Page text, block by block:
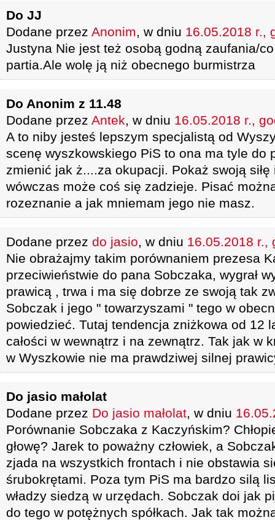
Do JJ
Dodane przez Anonim, w dniu 16.05.2018 r.,
Justyna Nie jest też osobą godną zaufania/
partia.Ale wolę ją niż obecnego burmistrza
Do Anonim z 11.48
Dodane przez Antek, w dniu 16.05.2018 r.,
A to niby jesteś lepszym specjalistą od
scenę wyszkowskiego PiS to ona ma tyle do
zmienić jak ż....za okupacji. Pokaż swoją siłę
wówczas może coś się zadzieje. Pisać
rozeznanie a jak mniemam jego nie masz.
Dodane przez do jasio, w dniu 16.05.2018 r.,
Nie obrażajmy takim porównaniem prezesa
przeciwieństwie do pana Sobczaka, wygrał
prawicą , trwa i ma się dobrze ze swoją tak
Sobczak i jego " towarzyszami " tego w
powiedzieć. Tutaj tendencja zniżkowa od 12
całości w wewnątrz i na zewnątrz. Tak jak w
w Wyszkowie nie ma prawdziwej silnej
Do jasio małolat
Dodane przez Do jasio małolat, w dniu
Porównanie Sobczaka z Kaczyńskim?
głowę? Jarek to poważny człowiek, a
zjada na wszystkich frontach i nie obstawia
śrubokrętami. Poza tym PiS ma bardzo silą
władzy siedzą w urzędach. Sobczak doi jak
do tego w potężnych spółkach. Jak tak